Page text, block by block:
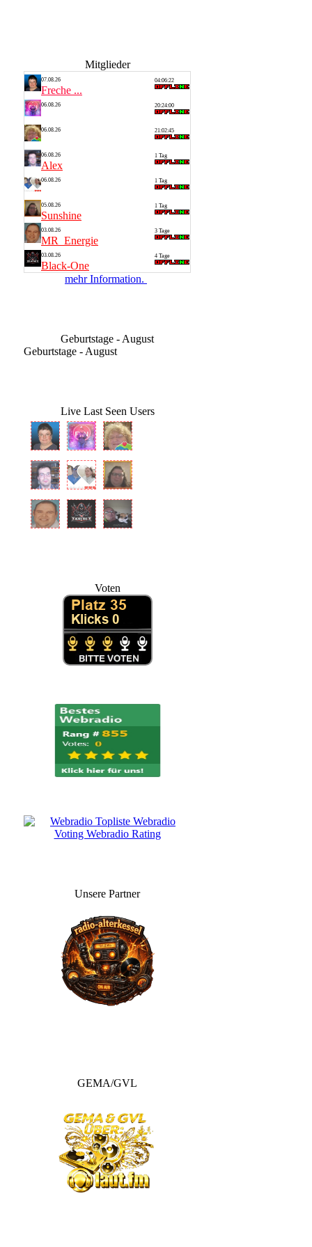
Mitglieder
07.08.26
Freche ...
04:06:22
06.08.26 20:24:00
06.08.26 21:02:45
06.08.26
Alex
1 Tag
06.08.26 1 Tag
05.08.26
Sunshine
1 Tag
03.08.26
MR_Energie
3 Tage
03.08.26
Black-One
4 Tage
mehr Information.
Geburtstage - August
Geburtstage - August
Live Last Seen Users
Voten
Unsere Partner
GEMA/GVL